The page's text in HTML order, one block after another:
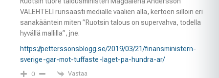
VALEHTELI runsaasti medialle vaalien alla, kertoen silloin eri
sanakääntein miten ”Ruotsin talous on supervahva, todella
hyvällä mallilla”, jne.
https://petterssonsblogg.se/2019/03/21/finansministern-
sverige-gar-mot-tuffaste-laget-pa-hundra-ar/
0 Vastaa